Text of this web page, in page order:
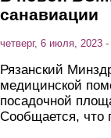
санавиации
четверг, 6 июля, 2023
Рязанский
медицинской
посадочной
Сообщается, что